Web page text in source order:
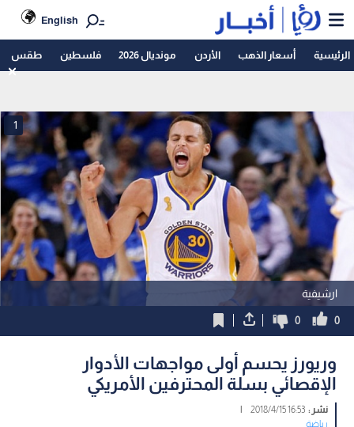
English
الرئيسية أسعار الذهب الأردن مونديال 2026 فلسطين طقس
ارشيفية
1
0
0
وريورز يحسم أولى مواجهات الأدوار
الإقصائي بسلة المحترفين الأمريكي
نشر :16:53 2018/4/15
|
رياضة